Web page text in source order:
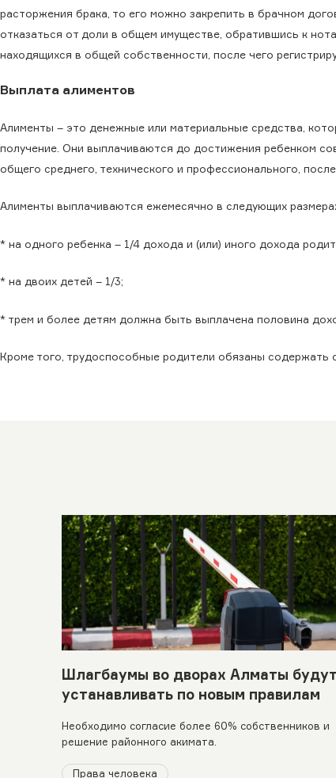
расторжения брака, то его можно закрепить в брачном
отказаться от доли в общем имуществе, обратившись к
находящихся в общей собственности, после чего
Выплата алиментов
Алименты – это денежные или материальные средства,
получение. Они выплачиваются до достижения ребенком
общего среднего, технического и профессионального,
Алименты выплачиваются ежемесячно в следующих
* на одного ребенка – 1/4 дохода и (или) иного дохода
* на двоих детей – 1/3;
* трем и более детям должна быть выплачена половина
Кроме того, трудоспособные родители обязаны
Шлагбаумы во дворах Алматы будут
устанавливать по новым правилам
Необходимо согласие более 60% собственников и
решение районного акимата.
Права человека